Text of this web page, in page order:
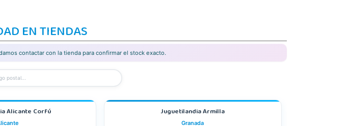
EN TIENDAS
contactar con la tienda para confirmar el stock exacto.
Alicante Corfú Juguetilandia Armilla
Granada